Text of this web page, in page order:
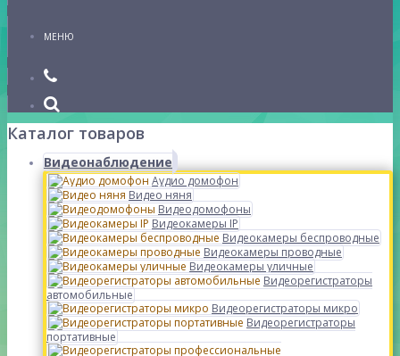
МЕНЮ
Каталог товаров
Видеонаблюдение
Аудио домофон
Видео няня
Видеодомофоны
Видеокамеры IP
Видеокамеры беспроводные
Видеокамеры проводные
Видеокамеры уличные
Видеорегистраторы
автомобильные
Видеорегистраторы микро
Видеорегистраторы
портативные